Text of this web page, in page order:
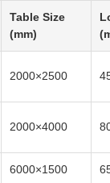
Table Size
(mm)
2500×2000
4000×2000
1500×6000